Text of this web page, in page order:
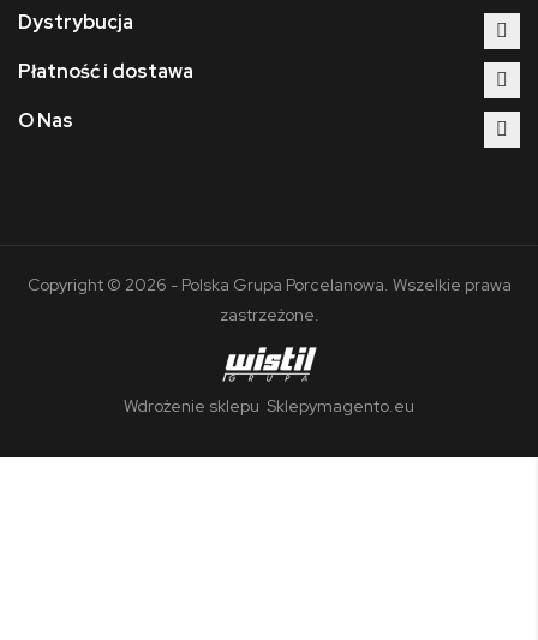
Dystrybucja
Płatność i dostawa
O Nas
Copyright © 2026 - Polska Grupa Porcelanowa. Wszelkie prawa
zastrzeżone.
Wdrożenie sklepu Sklepymagento.eu